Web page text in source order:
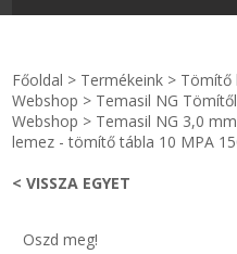
KULCSTARTÓ - KULCSKARIKA
HŰTŐMÁGNES KERET - FÓLIA
Főoldal > Termékeink > Tömítő
Webshop > Temasil NG
Webshop > Temasil NG 3,0 mm
lemez - tömítő tábla 10 MPA
< VISSZA EGYET
Oszd meg!